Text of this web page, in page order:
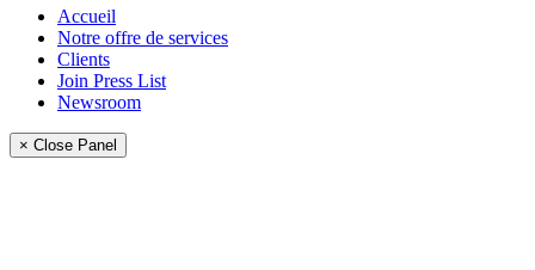
Accueil
Notre offre de services
Clients
Join Press List
Newsroom
× Close Panel